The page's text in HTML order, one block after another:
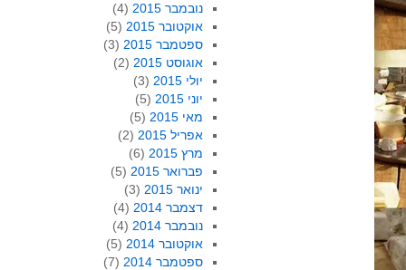
נובמבר 2015
(4)
אוקטובר 2015
(5)
ספטמבר 2015
(3)
אוגוסט 2015
(2)
יולי 2015
(3)
יוני 2015
(5)
מאי 2015
(5)
אפריל 2015
(2)
מרץ 2015
(6)
פברואר 2015
(5)
ינואר 2015
(3)
דצמבר 2014
(4)
נובמבר 2014
(4)
אוקטובר 2014
(5)
ספטמבר 2014
(7)